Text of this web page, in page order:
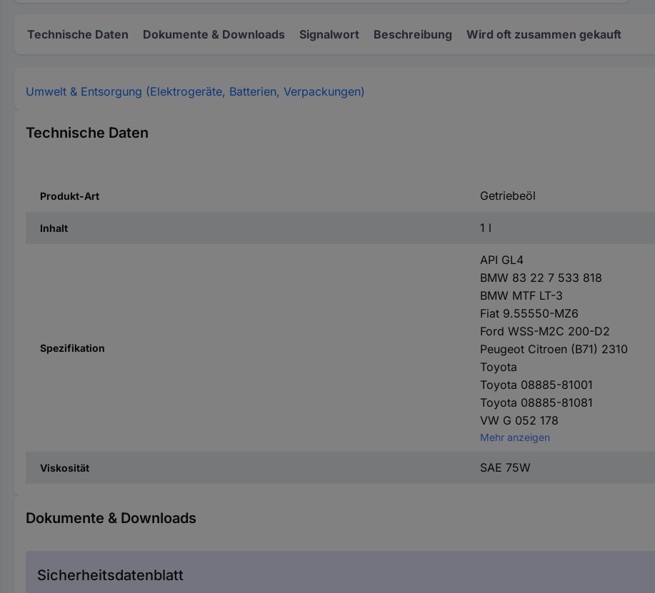
Technische Daten Dokumente & Downloads Signalwort Beschreibung Wird oft zusammen gekauft
Umwelt & Entsorgung (Elektrogeräte, Batterien, Verpackungen)
Technische Daten
Produkt-Art Getriebeöl
Inhalt 1 l
Spezifikation
API GL4
BMW 83 22 7 533 818
BMW MTF LT-3
Fiat 9.55550-MZ6
Ford WSS-M2C 200-D2
Peugeot Citroen (B71) 2310
Toyota
Toyota 08885-81001
Toyota 08885-81081
VW G 052 178
Mehr anzeigen
Viskosität SAE 75W
Dokumente & Downloads
Sicherheitsdatenblatt